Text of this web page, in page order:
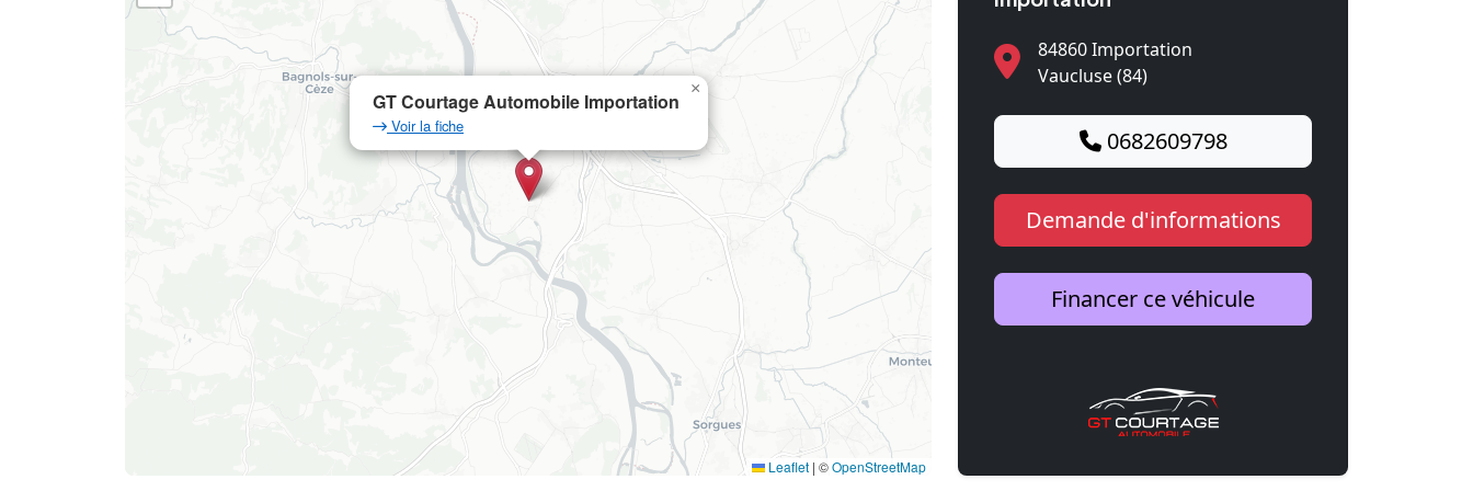
GT Courtage Automobile Importation
Voir la fiche
×
Leaflet | ©OpenStreetMap
84860 Importation
Vaucluse (84)
0682609798
Demande d'informations
Financer ce véhicule